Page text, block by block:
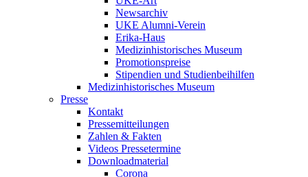
Newsarchiv
UKE Alumni-Verein
Erika-Haus
Medizinhistorisches Museum
Promotionspreise
Stipendien und Studienbeihilfen
Medizinhistorisches Museum
Presse
Kontakt
Pressemitteilungen
Zahlen & Fakten
Videos Pressetermine
Downloadmaterial
Corona